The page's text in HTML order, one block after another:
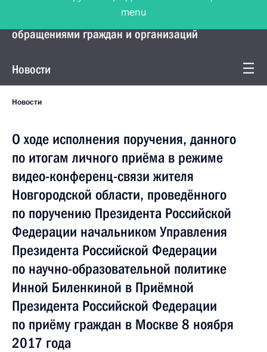
Управление Президента по работе с
обращениями граждан и организаций
Новости
Новости
О ходе исполнения поручения, данного
по итогам личного приёма в режиме
видео-конференц-связи жителя
Новгородской области, проведённого
по поручению Президента Российской
Федерации начальником Управления
Президента Российской Федерации
по научно-образовательной политике
Инной Биленкиной в Приёмной
Президента Российской Федерации
по приёму граждан в Москве 8 ноября
2017 года
menu